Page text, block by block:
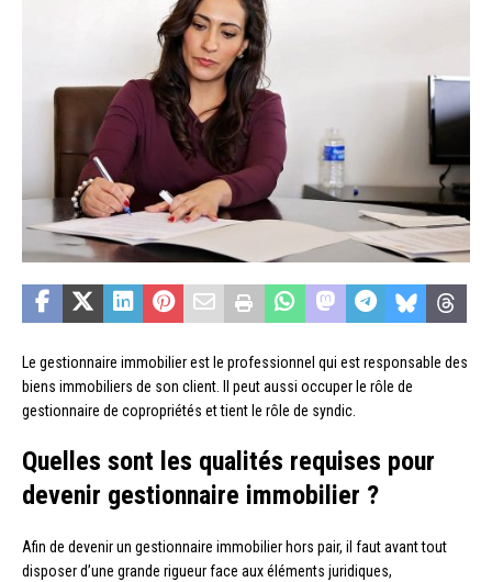
Le gestionnaire immobilier est le professionnel qui est responsable des
biens immobiliers de son client. Il peut aussi occuper le rôle de
gestionnaire de copropriétés et tient le rôle de syndic.
Quelles sont les qualités requises pour
devenir gestionnaire immobilier ?
Afin de devenir un gestionnaire immobilier hors pair, il faut avant tout
disposer d’une grande rigueur face aux éléments juridiques,